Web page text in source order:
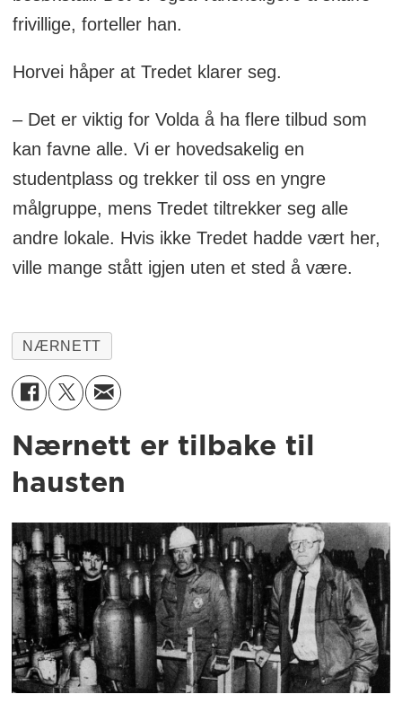
frivillige, forteller han.
Horvei håper at Tredet klarer seg.
– Det er viktig for Volda å ha flere tilbud som
kan favne alle. Vi er hovedsakelig en
studentplass og trekker til oss en yngre
målgruppe, mens Tredet tiltrekker seg alle
andre lokale. Hvis ikke Tredet hadde vært her,
ville mange stått igjen uten et sted å være.
NÆRNETT
Nærnett er tilbake til
hausten